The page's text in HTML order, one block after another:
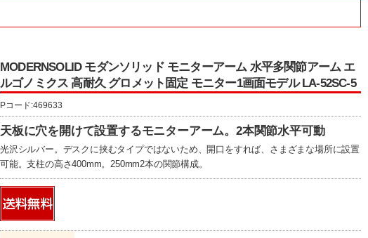
MODERNSOLID モダンソリッド モニターアーム 水平多関節アーム エ
ルゴノミクス 高耐久 グロメット固定 モニター1画面モデル LA-52SC-5
Pコード:469633
天板に穴を開けて設置するモニターアーム。2本関節水平可動
光沢シルバー。デスクに挟むタイプではないため、開口をすれば、さまざまな場所に設置
可能。支柱の高さ400mm。250mm2本の関節構成。